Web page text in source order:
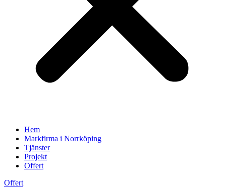
Hem
Markfirma i Norrköping
Tjänster
Projekt
Offert
Offert